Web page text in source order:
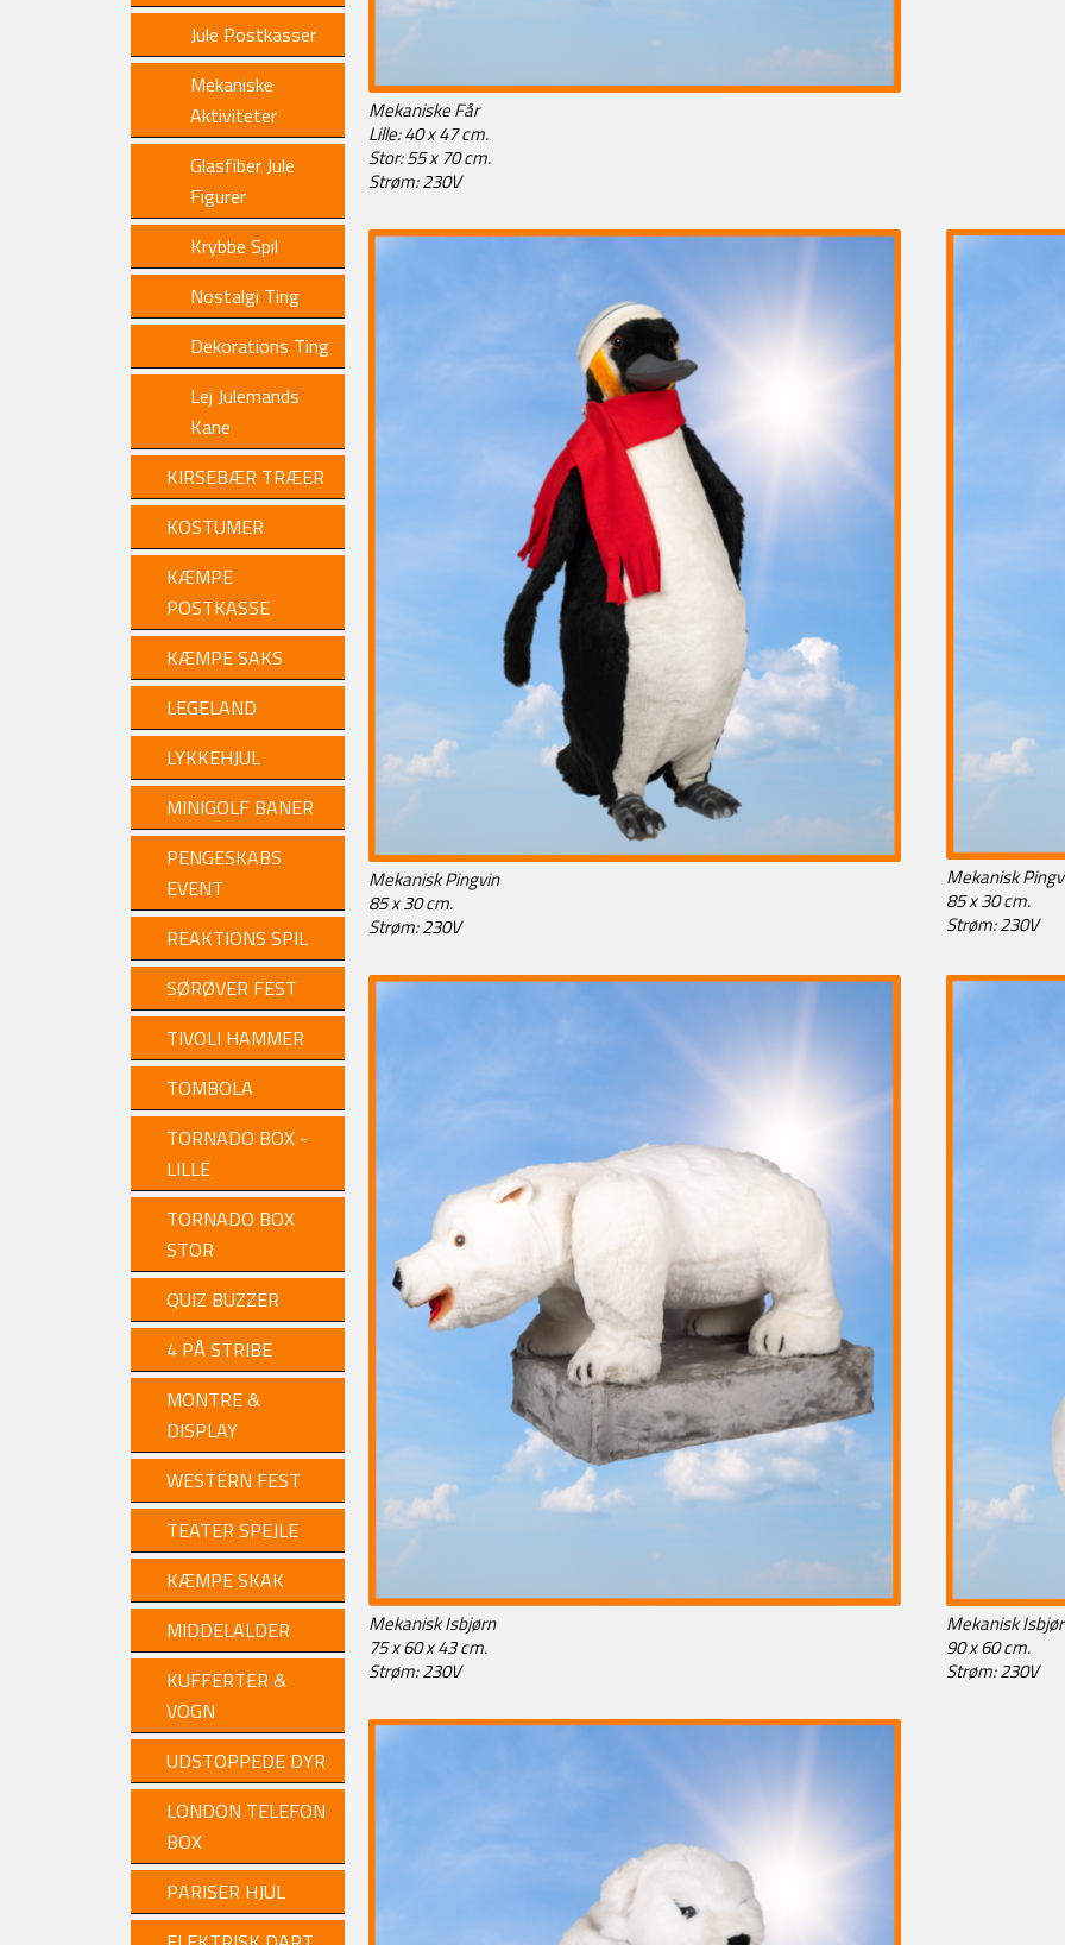
Jule Postkasser
Mekaniske
Aktiviteter
Glasfiber Jule
Figurer
Krybbe Spil
Nostalgi Ting
Dekorations Ting
Lej Julemands
Kane
KIRSEBÆR TRÆER
KOSTUMER
KÆMPE
POSTKASSE
KÆMPE SAKS
LEGELAND
LYKKEHJUL
MINIGOLF BANER
PENGESKABS
EVENT
REAKTIONS SPIL
SØRØVER FEST
TIVOLI HAMMER
TOMBOLA
TORNADO BOX -
LILLE
TORNADO BOX
STOR
QUIZ BUZZER
4 PÅ STRIBE
MONTRE &
DISPLAY
WESTERN FEST
TEATER SPEJLE
KÆMPE SKAK
MIDDELALDER
KUFFERTER &
VOGN
UDSTOPPEDE DYR
LONDON TELEFON
BOX
PARISER HJUL
Mekaniske Får
Lille: 40 x 47 cm.
Stor: 55 x 70 cm.
Strøm: 230V
Mekanisk Pingvin
85 x 30 cm.
Strøm: 230V
Mekanisk
85 x 30 cm.
Strøm: 230V
Mekanisk Isbjørn
75 x 60 x 43 cm.
Strøm: 230V
Mekanisk
90 x 60 cm.
Strøm: 230V